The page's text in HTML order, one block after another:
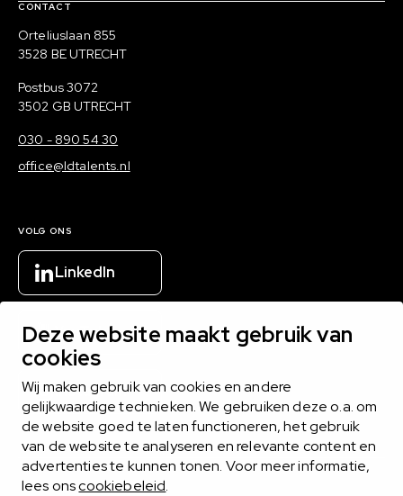
Deze website maakt gebruik van
cookies
Wij maken gebruik van cookies en andere
gelijkwaardige technieken. We gebruiken deze o.a. om
de website goed te laten functioneren, het gebruik
van de website te analyseren en relevante content en
advertenties te kunnen tonen. Voor meer informatie,
lees onscookiebeleid.
Contact, verdere links en colofon
CONTACT
Bezoekadres
Orteliuslaan 855
3528 BE UTRECHT
Postadres
Postbus 3072
3502 GB UTRECHT
030 - 890 54 30
office@ldtalents.nl
VOLG ONS
LinkedIn
YouTube
Instagram